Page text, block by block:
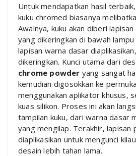
Untuk mendapatkan hasil
kuku chromed biasanya
Awalnya, kuku akan diberi
yang dikeringkan di bawah lampu
lapisan warna dasar
dikeringkan. Kunci utama dari
chrome powder yang sangat
kemudian digosokkan ke
menggunakan aplikator khusus,
kuas silikon. Proses ini akan
tampilan kuku, dari warna dasar
yang mengilap. Terakhir, lapisan
diaplikasikan untuk mengunci
desain lebih tahan lama.